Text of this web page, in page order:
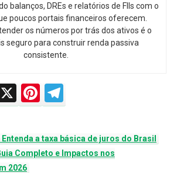
balanços, DREs e relatórios de FIIs com o
poucos portais financeiros oferecem.
os números por trás dos ativos é o
seguro para construir renda passiva
consistente.
X Pinterest
Telegram
Entenda a taxa básica de juros do Brasil
Completo e Impactos nos
2026